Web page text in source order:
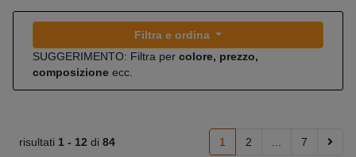
Filtra e ordina
SUGGERIMENTO: Filtra per colore, prezzo,
composizione ecc.
risultati 1 - 12 di 84 1 2 7